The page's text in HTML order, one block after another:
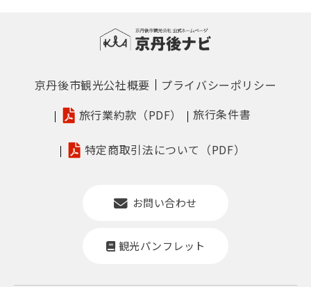
京丹後市観光公社概要
プライバシーポリシー
旅行業約款（PDF）
旅行条件書
特定商取引法について（PDF）
お問い合わせ
観光パンフレット